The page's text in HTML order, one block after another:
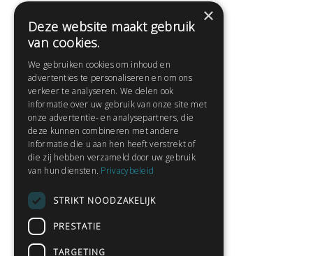
Help
Contact
Huisregels
Snel naar:
Gratis aanmelden
Privacybeleid
×
Deze website maakt gebruik
van cookies.
We gebruiken cookies om inhoud en
advertenties te personaliseren en om ons
verkeer te analyseren. We delen ook
informatie over uw gebruik van onze site met
onze advertentie- en analysepartners, die
deze kunnen combineren met andere
informatie die u aan hen heeft verstrekt of
die zij hebben verzameld door uw gebruik
van hun diensten. Privacybeleid
STRIKT NOODZAKELIJK
PRESTATIE
TARGETING